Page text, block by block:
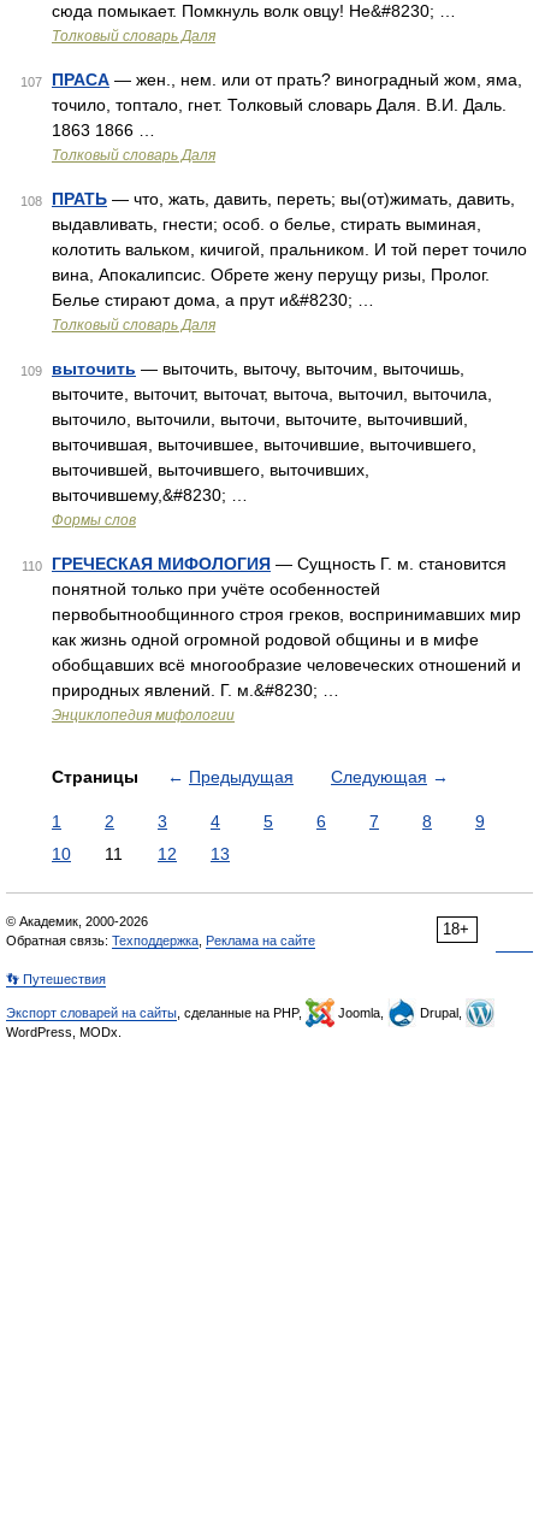
сюда помыкает. Помкнуль волк овцу! Не&#8230; …
Толковый словарь Даля
107 ПРАСА — жен., нем. или от прать? виноградный жом, яма,
точило, топтало, гнет. Толковый словарь Даля. В.И. Даль.
1863 1866 …
Толковый словарь Даля
108 ПРАТЬ — что, жать, давить, переть; вы(от)жимать, давить,
выдавливать, гнести; особ. о белье, стирать выминая,
колотить вальком, кичигой, пральником. И той перет точило
вина, Апокалипсис. Обрете жену перущу ризы, Пролог.
Белье стирают дома, а прут и&#8230; …
Толковый словарь Даля
109 выточить — выточить, выточу, выточим, выточишь,
выточите, выточит, выточат, выточа, выточил, выточила,
выточило, выточили, выточи, выточите, выточивший,
выточившая, выточившее, выточившие, выточившего,
выточившей, выточившего, выточивших,
выточившему,&#8230; …
Формы слов
110 ГРЕЧЕСКАЯ МИФОЛОГИЯ — Сущность Г. м. становится
понятной только при учёте особенностей
первобытнообщинного строя греков, воспринимавших мир
как жизнь одной огромной родовой общины и в мифе
обобщавших всё многообразие человеческих отношений и
природных явлений. Г. м.&#8230; …
Энциклопедия мифологии
Страницы ← Предыдущая Следующая →
1 2 3 4 5 6 7 8
9
10
11 12 13
18+
© Академик, 2000-2026
Обратная связь: Техподдержка Реклама на сайте
👣 Путешествия
Экспорт словарей на сайты , сделанные на PHP, Joomla,
Drupal,
WordPress, MODx.